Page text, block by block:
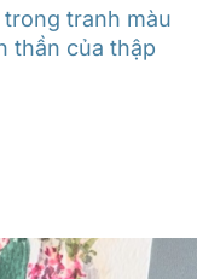
tranh màu
thần của thập